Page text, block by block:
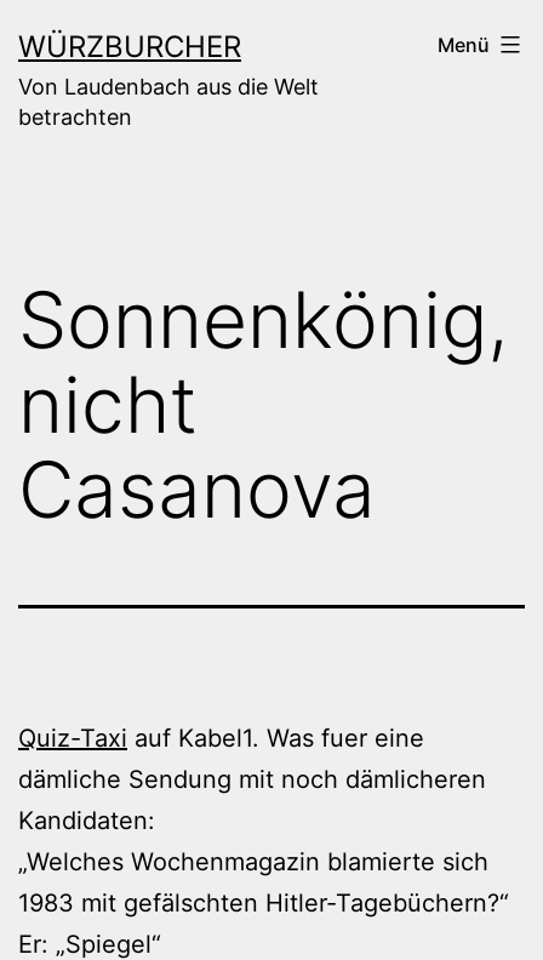
Inhalt
springen
WÜRZBURCHER
Von Laudenbach aus die Welt
betrachten
Menü
Sonnenkönig,
nicht
Casanova
Quiz-Taxi auf Kabel1. Was fuer eine
dämliche Sendung mit noch dämlicheren
Kandidaten:
„Welches Wochenmagazin blamierte sich
1983 mit gefälschten Hitler-Tagebüchern?“
Er: „Spiegel“